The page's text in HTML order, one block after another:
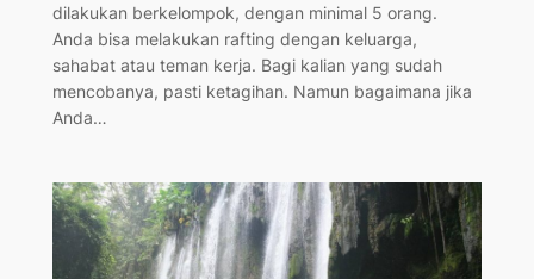
dilakukan berkelompok, dengan minimal 5 orang.
Anda bisa melakukan rafting dengan keluarga,
sahabat atau teman kerja. Bagi kalian yang sudah
mencobanya, pasti ketagihan. Namun bagaimana jika
Anda…